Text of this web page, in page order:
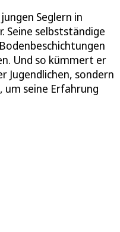
Seglern in
Seine selbstständige
Und so kümmert er
Jugendlichen, sondern
um seine Erfahrung